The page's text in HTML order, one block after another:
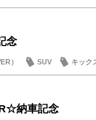
念
） SUV キック
納車記念